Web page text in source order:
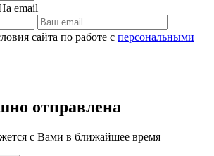
email
сайта по работе с персональными
отправлена
с Вами в ближайшее время